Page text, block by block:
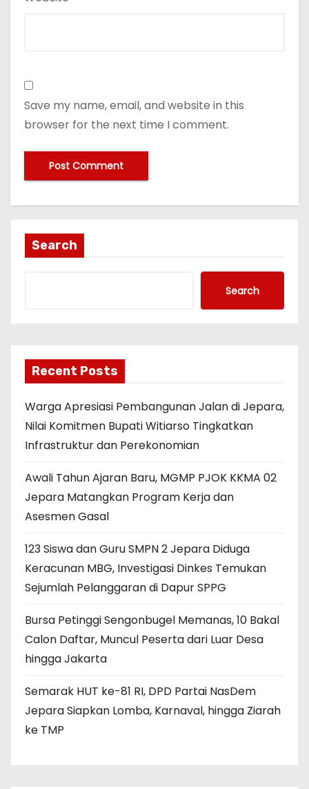
Save my name, email, and website in this
browser for the next time I comment.
Search
Search
Recent Posts
Warga Apresiasi Pembangunan Jalan di Jepara,
Nilai Komitmen Bupati Witiarso Tingkatkan
Infrastruktur dan Perekonomian
Awali Tahun Ajaran Baru, MGMP PJOK KKMA 02
Jepara Matangkan Program Kerja dan
Asesmen Gasal
123 Siswa dan Guru SMPN 2 Jepara Diduga
Keracunan MBG, Investigasi Dinkes Temukan
Sejumlah Pelanggaran di Dapur SPPG
Bursa Petinggi Sengonbugel Memanas, 10 Bakal
Calon Daftar, Muncul Peserta dari Luar Desa
hingga Jakarta
Semarak HUT ke-81 RI, DPD Partai NasDem
Jepara Siapkan Lomba, Karnaval, hingga Ziarah
ke TMP